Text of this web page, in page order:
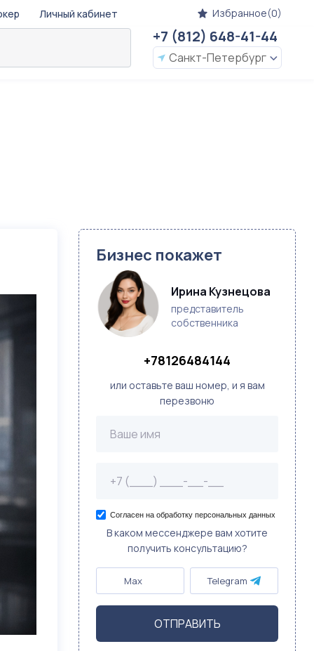
Личный кабинет Избранное(0)
+7 (812) 648-41-44
Санкт-Петербург
Бизнес покажет
Ирина Кузнецова
представитель
собственника
+78126484144
или оставьте ваш номер, и я вам
перезвоню
Согласен на обработку персональных данных
В каком мессенджере вам хотите
получить консультацию?
Max Telegram
ОТПРАВИТЬ